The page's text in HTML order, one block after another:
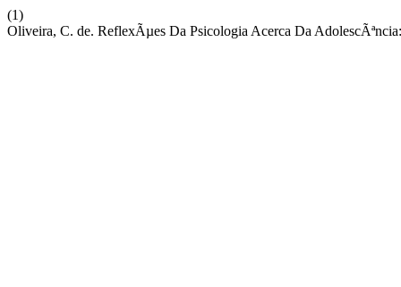
(1)
Oliveira, C. de. ReflexÃµes Da Psicologia Acerca Da